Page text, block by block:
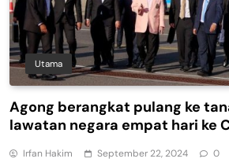
Utama
Agong berangkat pulang ke
lawatan negara empat hari ke
Irfan Hakim September 22, 2024 0